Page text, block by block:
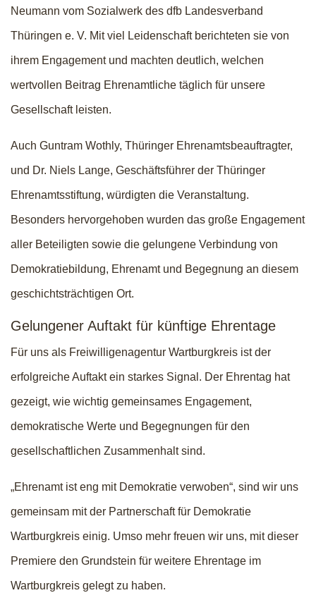
Neumann vom Sozialwerk des dfb Landesverband
Thüringen e. V. Mit viel Leidenschaft berichteten sie von
ihrem Engagement und machten deutlich, welchen
wertvollen Beitrag Ehrenamtliche täglich für unsere
Gesellschaft leisten.
Auch Guntram Wothly, Thüringer Ehrenamtsbeauftragter,
und Dr. Niels Lange, Geschäftsführer der Thüringer
Ehrenamtsstiftung, würdigten die Veranstaltung.
Besonders hervorgehoben wurden das große Engagement
aller Beteiligten sowie die gelungene Verbindung von
Demokratiebildung, Ehrenamt und Begegnung an diesem
geschichtsträchtigen Ort.
Gelungener Auftakt für künftige Ehrentage
Für uns als Freiwilligenagentur Wartburgkreis ist der
erfolgreiche Auftakt ein starkes Signal. Der Ehrentag hat
gezeigt, wie wichtig gemeinsames Engagement,
demokratische Werte und Begegnungen für den
gesellschaftlichen Zusammenhalt sind.
„Ehrenamt ist eng mit Demokratie verwoben“, sind wir uns
gemeinsam mit der Partnerschaft für Demokratie
Wartburgkreis einig. Umso mehr freuen wir uns, mit dieser
Premiere den Grundstein für weitere Ehrentage im
Wartburgkreis gelegt zu haben.